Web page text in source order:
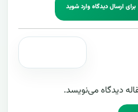
برای ارسال دیدگاه وارد شوید
دیدگاه می‌نویسد.